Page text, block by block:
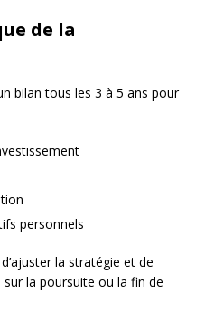
de la
bilan tous les 3 à 5 ans pour
personnels
la stratégie et de
la poursuite ou la fin de